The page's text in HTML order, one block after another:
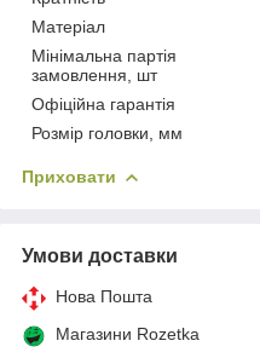
Матеріал
Мінімальна партія
замовлення, шт
Офіційна гарантія
Розмір головки, мм
Приховати
Умови доставки
Нова Пошта
Магазини Rozetka